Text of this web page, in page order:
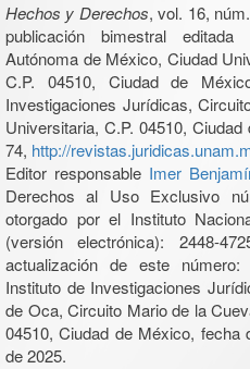
Hechos y Derechos, vol. 16,
publicación bimestral
Autónoma de México, Ciudad
C.P. 04510, Ciudad de
Investigaciones Jurídicas,
Universitaria, C.P. 04510,
74, http://
Editor responsable Imer
Derechos al Uso Exclusivo
otorgado por el Instituto
(versión electrónica): 2448-
actualización de este
Instituto de Investigaciones
de Oca, Circuito Mario de la
04510, Ciudad de México,
de 2025.